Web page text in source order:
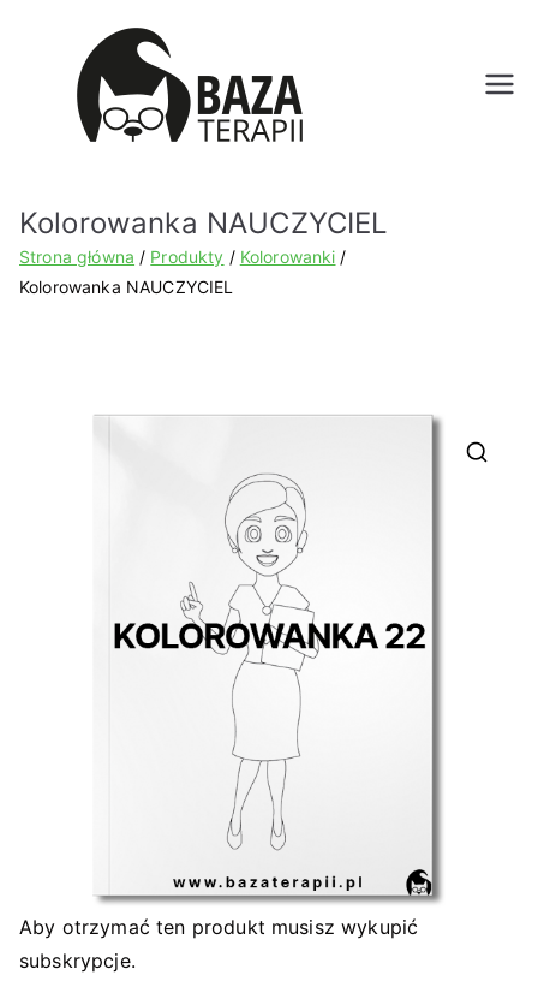
Bazat
pl
Kolorowanka NAUCZYCIEL
Strona główna Produkty
Kolorowanki
Kolorowanka NAUCZYCIEL
Aby otrzymać ten produkt musisz wykupić
subskrypcje.